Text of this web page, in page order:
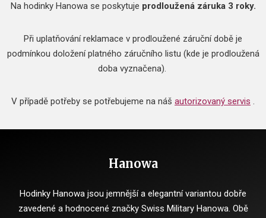
Na hodinky Hanowa se poskytuje prodloužená záruka 3 roky.
Při uplatňování reklamace v prodloužené záruční době je
podmínkou doložení platného záručního listu (kde je prodloužená
doba vyznačena).
V případě potřeby se potřebujeme na náš autorizovaný servis .
Hanowa
Hodinky Hanowa jsou jemnější a elegantní variantou dobře
zavedené a hodnocené značky Swiss Military Hanowa. Obě